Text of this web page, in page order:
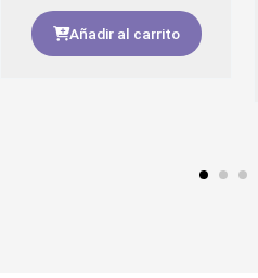
Añadir al carrito